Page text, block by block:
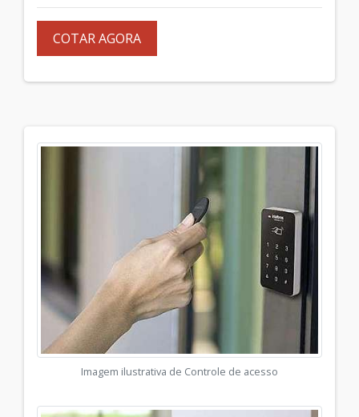
COTAR AGORA
Imagem ilustrativa de Controle de acesso